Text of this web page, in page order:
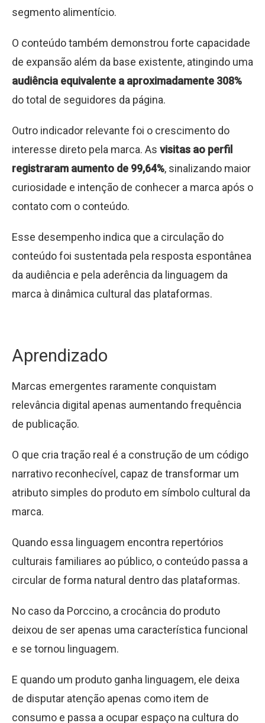
segmento alimentício.
O conteúdo também demonstrou forte capacidade
de expansão além da base existente, atingindo uma
audiência equivalente a aproximadamente 308%
do total de seguidores da página.
Outro indicador relevante foi o crescimento do
interesse direto pela marca. As visitas ao perfil
registraram aumento de 99,64%, sinalizando maior
curiosidade e intenção de conhecer a marca após o
contato com o conteúdo.
Esse desempenho indica que a circulação do
conteúdo foi sustentada pela resposta espontânea
da audiência e pela aderência da linguagem da
marca à dinâmica cultural das plataformas.
Aprendizado
Marcas emergentes raramente conquistam
relevância digital apenas aumentando frequência
de publicação.
O que cria tração real é a construção de um código
narrativo reconhecível, capaz de transformar um
atributo simples do produto em símbolo cultural da
marca.
Quando essa linguagem encontra repertórios
culturais familiares ao público, o conteúdo passa a
circular de forma natural dentro das plataformas.
No caso da Porccino, a crocância do produto
deixou de ser apenas uma característica funcional
e se tornou linguagem.
E quando um produto ganha linguagem, ele deixa
de disputar atenção apenas como item de
consumo e passa a ocupar espaço na cultura do